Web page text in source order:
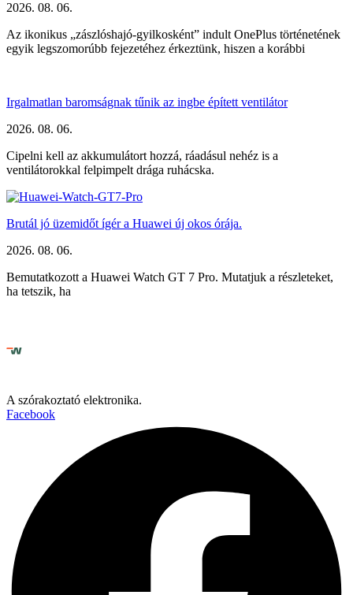
2026. 08. 06.
Az ikonikus „zászlóshajó-gyilkosként” indult OnePlus történetének
egyik legszomorúbb fejezetéhez érkeztünk, hiszen a korábbi
Irgalmatlan baromságnak tűnik az ingbe épített ventilátor
2026. 08. 06.
Cipelni kell az akkumulátort hozzá, ráadásul nehéz is a
ventilátorokkal felpimpelt drága ruhácska.
Brutál jó üzemidőt ígér a Huawei új okos órája.
2026. 08. 06.
Bemutatkozott a Huawei Watch GT 7 Pro. Mutatjuk a részleteket,
ha tetszik, ha
A szórakoztató elektronika.
Facebook